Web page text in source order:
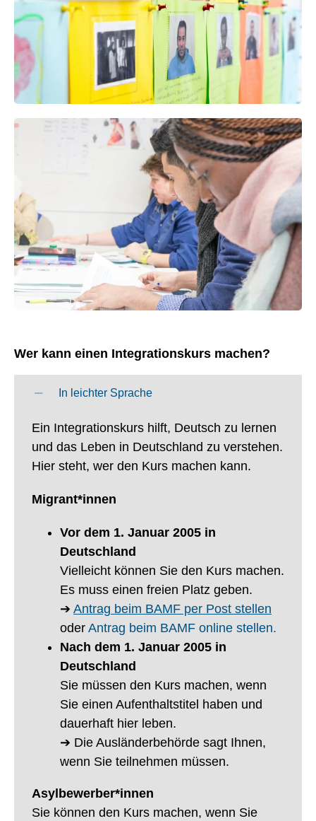
Wer kann einen Integrationskurs machen?
In leichter Sprache
Ein Integrationskurs hilft, Deutsch zu lernen
und das Leben in Deutschland zu verstehen.
Hier steht, wer den Kurs machen kann.
Migrant*innen
Vor dem 1. Januar 2005 in
Deutschland
Vielleicht können Sie den Kurs machen.
Es muss einen freien Platz geben.
➔ Antrag beim BAMF per Post stellen
oder Antrag beim BAMF online stellen.
Nach dem 1. Januar 2005 in
Deutschland
Sie müssen den Kurs machen, wenn
Sie einen Aufenthaltstitel haben und
dauerhaft hier leben.
➔ Die Ausländerbehörde sagt Ihnen,
wenn Sie teilnehmen müssen.
Asylbewerber*innen
Sie können den Kurs machen, wenn Sie